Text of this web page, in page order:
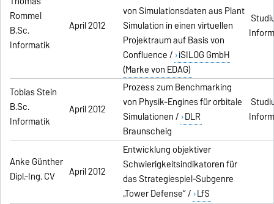
Rommel
B.Sc.
Informatik
April 2012
von Simulationsdaten aus Plant
Simulation in einen virtuellen
Projektraum auf Basis von
Confluence / iSILOG GmbH
(Marke von EDAG)
Tobias Stein
B.Sc.
Informatik
April 2012
Prozess zum Benchmarking
von Physik-Engines für orbitale
Simulationen / DLR
Braunscheig
Anke Günther
Dipl.-Ing. CV
April 2012
Entwicklung objektiver
Schwierigkeitsindikatoren für
das Strategiespiel-Subgenre
„Tower Defense“ / LfS